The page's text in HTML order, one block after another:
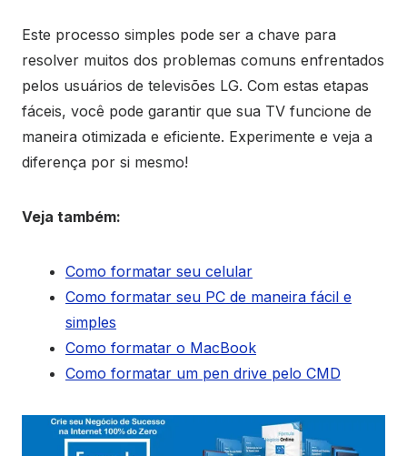
Este processo simples pode ser a chave para
resolver muitos dos problemas comuns enfrentados
pelos usuários de televisões LG. Com estas etapas
fáceis, você pode garantir que sua TV funcione de
maneira otimizada e eficiente. Experimente e veja a
diferença por si mesmo!
Veja também:
Como formatar seu celular
Como formatar seu PC de maneira fácil e
simples
Como formatar o MacBook
Como formatar um pen drive pelo CMD